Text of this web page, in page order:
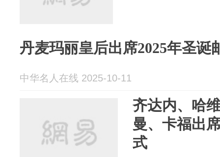
丹麦玛丽皇后出席2025年圣诞
中华名人在线 2025-10-11
齐达内、哈
曼、卡福出
式